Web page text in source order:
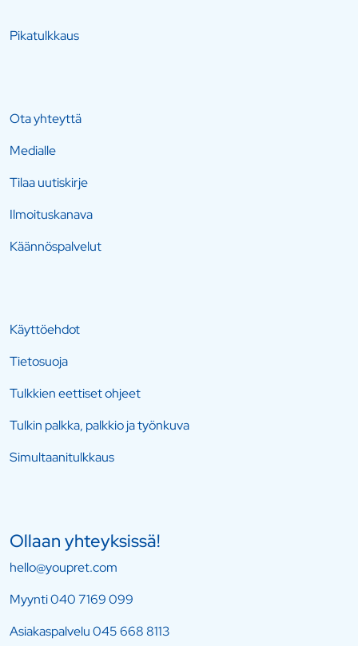
Pikatulkkaus
Ota yhteyttä
Medialle
Tilaa uutiskirje
Ilmoituskanava
Käännöspalvelut
Käyttöehdot
Tietosuoja
Tulkkien eettiset ohjeet
Tulkin palkka, palkkio ja työnkuva
Simultaanitulkkaus
Ollaan yhteyksissä!
hello@youpret.com
Myynti040 7169 099
Asiakaspalvelu045 668 8113